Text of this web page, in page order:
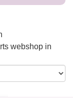
webshop in